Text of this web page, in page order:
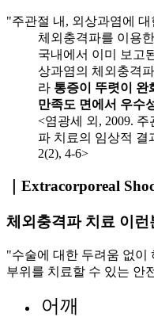
"주관절 내, 외상과염에
체외충격파를 이용
국내에서 이미 보고
상과염의 체외충격
라 통증이 뚜렷이 완
만족도 면에서 우수
<염광세 외, 2009.
파 치료의 임상적 결
2(2), 4-6>
｜Extracorporeal
체외충격파 치료 이
"수술에 대한 두려움 없이
부위를 치료할 수 있는 안
어깨